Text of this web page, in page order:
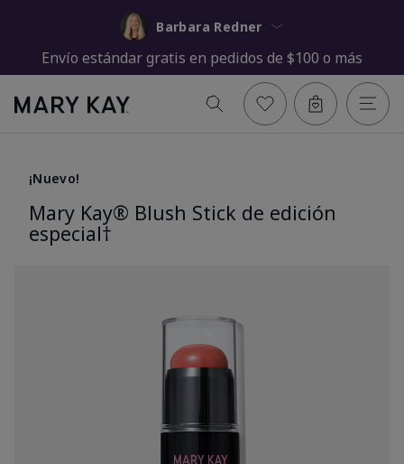
Barbara Redner
Envío estándar gratis en pedidos de $100 o más
¡Nuevo!
Mary Kay® Blush Stick de edición
especial†